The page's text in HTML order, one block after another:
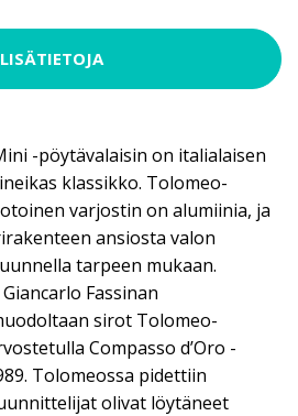
LISÄTIETOJA
-pöytävalaisin on italialaisen
klassikko. Tolomeo-
varjostin on alumiinia, ja
ansiosta valon
tarpeen mukaan.
Fassinan
sirot Tolomeo-
Compasso d’Oro -
Tolomeossa pidettiin
olivat löytäneet